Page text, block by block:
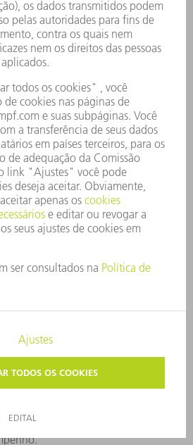
precisas, sistemas de diagnóstico
implantáveis.
funcionar os sensores, comandos
industrial.
poderosos os chips, mais
os modelos de IA podem ser
avanços na tecnologia de
impulsionando significativamente
os chips com maior
chips de IA? O que diz a lei de